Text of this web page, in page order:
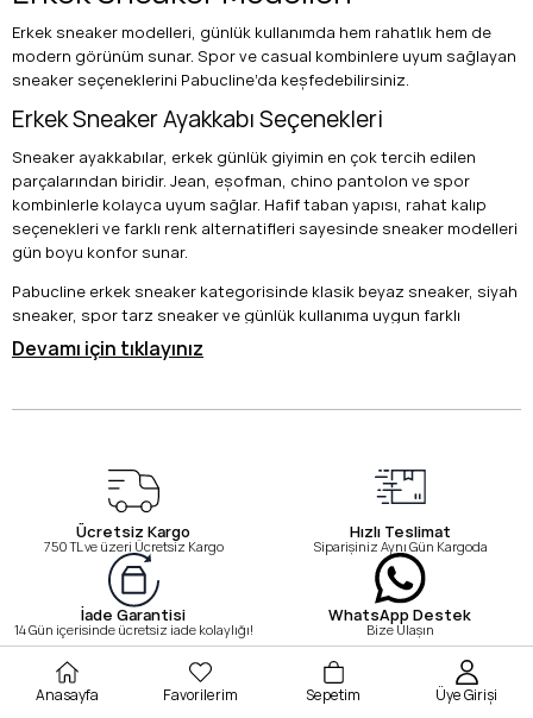
Erkek sneaker modelleri, günlük kullanımda hem rahatlık hem de
modern görünüm sunar. Spor ve casual kombinlere uyum sağlayan
sneaker seçeneklerini Pabucline’da keşfedebilirsiniz.
Erkek Sneaker Ayakkabı Seçenekleri
Sneaker ayakkabılar, erkek günlük giyimin en çok tercih edilen
parçalarından biridir. Jean, eşofman, chino pantolon ve spor
kombinlerle kolayca uyum sağlar. Hafif taban yapısı, rahat kalıp
seçenekleri ve farklı renk alternatifleri sayesinde sneaker modelleri
gün boyu konfor sunar.
Pabucline erkek sneaker kategorisinde klasik beyaz sneaker, siyah
sneaker, spor tarz sneaker ve günlük kullanıma uygun farklı
modelleri inceleyebilirsiniz. Tarzınıza ve ihtiyacınıza uygun erkek
sneaker modelini seçerek kombinlerinizi tamamlayabilirsiniz.
Erkek Sneaker Hakkında Sık Sorulan Sorular
Sneaker, günlük kullanım için tasarlanan rahat ve sportif
görünümlü ayakkabı modelidir.
Erkek sneaker hangi kombinlerle giyilir?
Jean, eşofman, jogger, chino pantolon ve casual kombinlerle
rahatlıkla kullanılabilir.
Beyaz sneaker erkekler için kullanışlı mı?
Evet, beyaz sneaker birçok renkle uyum sağladığı için günlük
kombinlerde sık tercih edilir.
Devamı için tıklayınız
Ücretsiz Kargo
750 TL ve üzeri Ücretsiz Kargo
Hızlı Teslimat
Siparişiniz Aynı Gün Kargoda
İade Garantisi
14 Gün içerisinde ücretsiz iade kolaylığı!
WhatsApp Destek
Bize Ulaşın
Anasayfa Favorilerim Sepetim Üye Girişi